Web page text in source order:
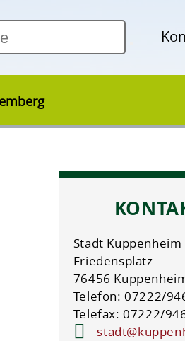
Stadt Kuppenheim
Friedensplatz
76456
Telefon: 07222/
Telefax: 07222/